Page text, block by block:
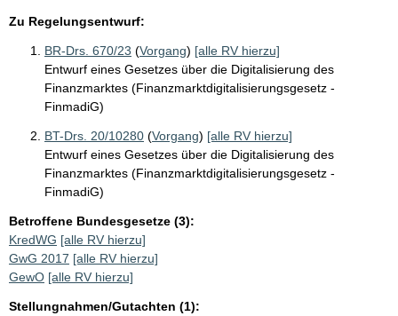
Zu Regelungsentwurf:
BR-Drs. 670/23 (Vorgang) [alle RV hierzu]
Entwurf eines Gesetzes über die Digitalisierung des
Finanzmarktes (Finanzmarktdigitalisierungsgesetz -
FinmadiG)
BT-Drs. 20/10280 (Vorgang) [alle RV hierzu]
Entwurf eines Gesetzes über die Digitalisierung des
Finanzmarktes (Finanzmarktdigitalisierungsgesetz -
FinmadiG)
Betroffene Bundesgesetze (3):
KredWG [alle RV hierzu]
GwG 2017 [alle RV hierzu]
GewO [alle RV hierzu]
Stellungnahmen/Gutachten (1):